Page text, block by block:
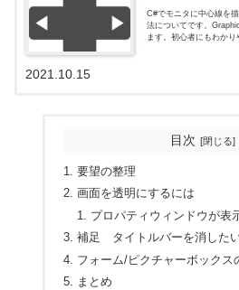
C#でモニタに中心線を
法についてです。
ます。初心者にもわかり
2021.10.15
目次
要望の整理
画面を透明にするには
プロパティウィンドウが表
補足 タイトルバーを消した
フォーム/ピクチャーボックス
まとめ